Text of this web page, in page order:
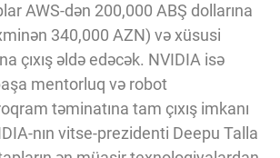
AWS-dən 200,000 ABŞ dollarına
340,000 AZN) və xüsusi
çıxış əldə edəcək. NVIDIA isə
mentorluq və robot
təminatına tam çıxış imkanı
nın vitse-prezidenti Deepu Talla